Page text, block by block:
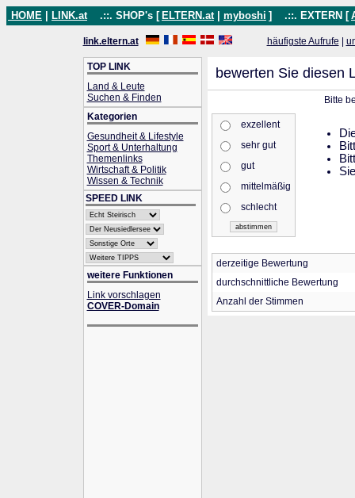
HOME LINK.at .::. SHOP's [ ELTERN.at myboshi ] .::. EXTERN [
link.eltern.at häufigste Aufrufe
TOP LINK
Land & Leute
Suchen & Finden
Kategorien
Gesundheit & Lifestyle
Sport & Unterhaltung
Themenlinks
Wirtschaft & Politik
Wissen & Technik
SPEED LINK
weitere Funktionen
Link vorschlagen
COVER-Domain
bewerten Sie diesen
Bitte
exzellent
sehr gut
gut
mittelmäßig
schlecht
derzeitige Bewertung
durchschnittliche Bewertung
Anzahl der Stimmen